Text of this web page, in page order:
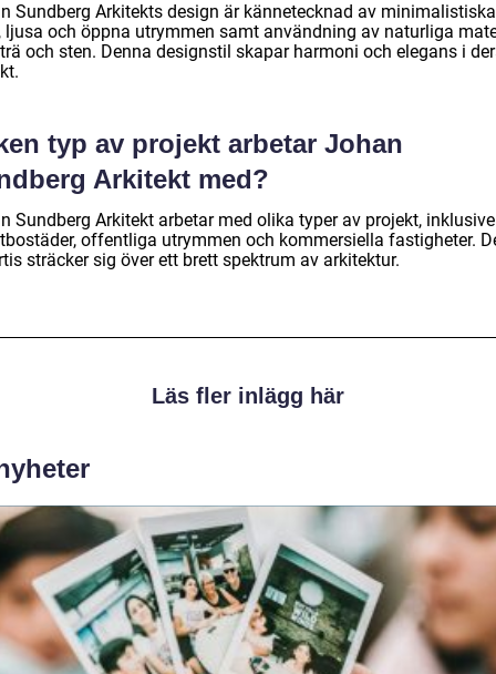
Sundberg Arkitekts design är kännetecknad av minimalistiska
ljusa och öppna utrymmen samt användning av naturliga
och sten. Denna designstil skapar harmoni och elegans i
typ av projekt arbetar Johan
Arkitekt med?
Sundberg Arkitekt arbetar med olika typer av projekt, inklusive
offentliga utrymmen och kommersiella fastigheter.
sträcker sig över ett brett spektrum av arkitektur.
Läs fler inlägg här